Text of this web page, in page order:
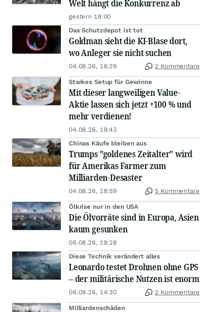
Welt hängt die Konkurrenz ab
gestern 18:00
Das Schutzdepot ist tot
Goldman sieht die KI-Blase dort,
wo Anleger sie nicht suchen
04.08.26, 18:29 2 Kommentare
Starkes Setup für Gewinne
Mit dieser langweiligen Value-
Aktie lassen sich jetzt +100 % und
mehr verdienen!
04.08.26, 19:43
Chinas Käufe bleiben aus
Trumps "goldenes Zeitalter" wird
für Amerikas Farmer zum
Milliarden-Desaster
04.08.26, 18:59 5 Kommentare
Ölkrise nur in den USA
Die Ölvorräte sind in Europa, Asien
kaum gesunken
06.08.26, 19:28
Diese Technik verändert alles
Leonardo testet Drohnen ohne GPS
– der militärische Nutzen ist enorm
06.08.26, 14:30 2 Kommentare
Milliardenschäden